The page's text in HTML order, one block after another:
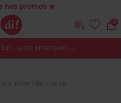
nos promos ☀️
0
une marque…...
Color Riche Satin Lipstick